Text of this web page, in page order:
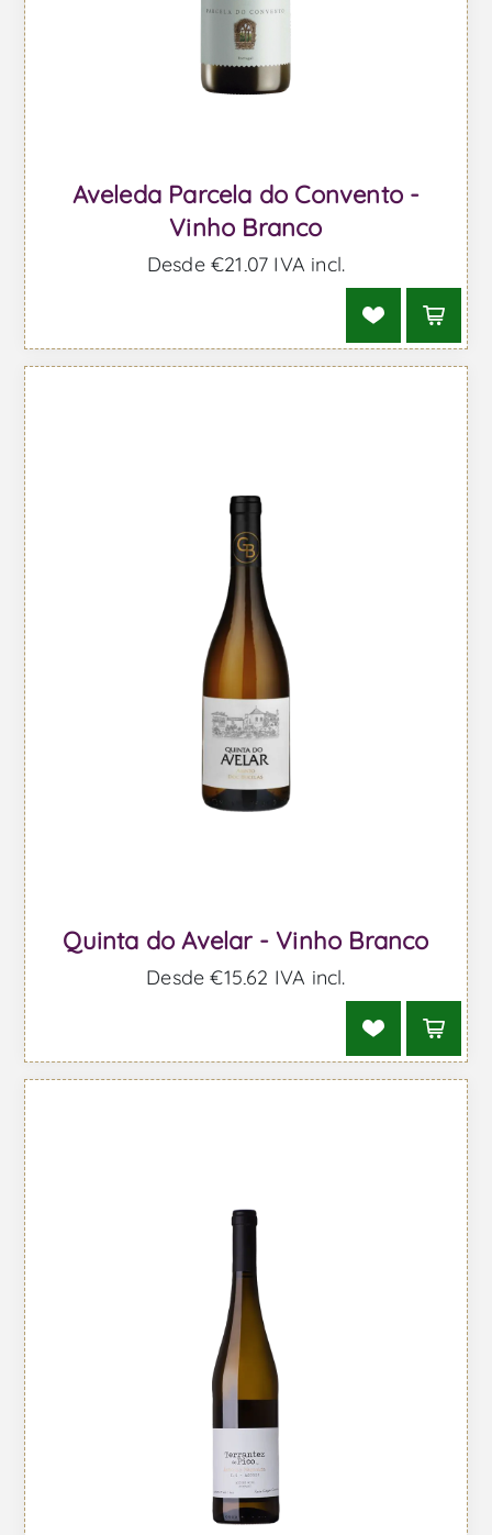
Aveleda Parcela do Convento -
Vinho Branco
Desde €21,07 IVA incl.
Quinta do Avelar - Vinho Branco
Desde €15,62 IVA incl.